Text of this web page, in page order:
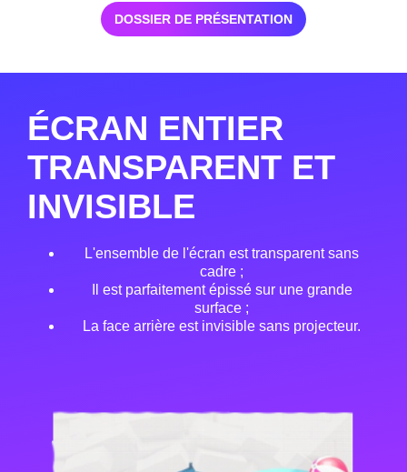
DOSSIER DE PRÉSENTATION
ÉCRAN ENTIER
TRANSPARENT ET
INVISIBLE
L'ensemble de l'écran est transparent sans
cadre ;
Il est parfaitement épissé sur une grande
surface ;
La face arrière est invisible sans projecteur.